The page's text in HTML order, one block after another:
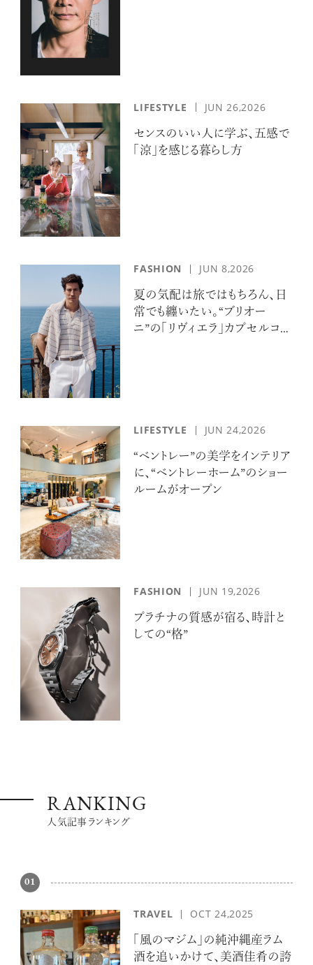
LIFESTYLE JUN 26,2026
センスのいい人に学ぶ、五感で
「涼」を感じる暮らし方
FASHION JUN 8,2026
夏の気配は旅ではもちろん、日
常でも纏いたい。“ブリオー
ニ”の「リヴィエラ」カプセルコレ
LIFESTYLE JUN 24,2026
“ベントレー”の美学をインテリア
に、“ベントレーホーム”のショー
ルームがオープン
FASHION JUN 19,2026
プラチナの質感が宿る、時計と
しての“格”
RANKING
人気記事ランキング
01
TRAVEL OCT 24,2025
「風のマジム」の純沖縄産ラム
酒を追いかけて、美酒佳肴の誇